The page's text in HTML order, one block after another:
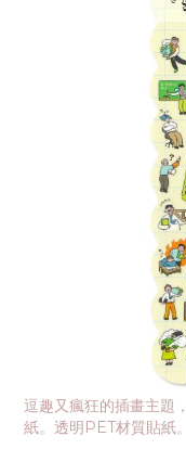
逗趣又瘋狂的插畫主題
紙。透明PET材質貼紙